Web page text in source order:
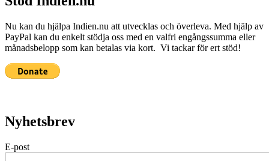
Nu kan du hjälpa Indien.nu att utvecklas och överleva. Med hjälp av
PayPal kan du enkelt stödja oss med en valfri engångssumma eller
månadsbelopp som kan betalas via kort. Vi tackar för ert stöd!
Nyhetsbrev
E-post